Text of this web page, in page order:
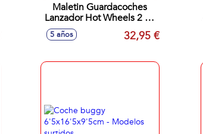
Maletin Guardacoches
Lanzador Hot Wheels 2 en
1 con capacidad para 20
coches. 4 pistas distintas.
5 años 32,95 €